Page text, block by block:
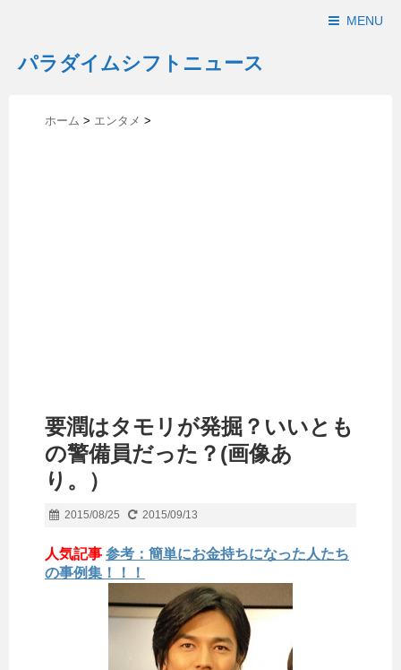
MENU
パラダイムシフトニュース
ホーム > エンタメ >
要潤はタモリが発掘？いいとも
の警備員だった？(画像あ
り。）
2015/08/25 2015/09/13
人気記事 参考：簡単にお金持ちになった人たち
の事例集！！！